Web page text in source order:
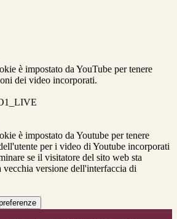
è impostato da YouTube per tenere
dei video incorporati.
è impostato da Youtube per tenere
per i video di Youtube incorporati
se il visitatore del sito web sta
versione dell'interfaccia di